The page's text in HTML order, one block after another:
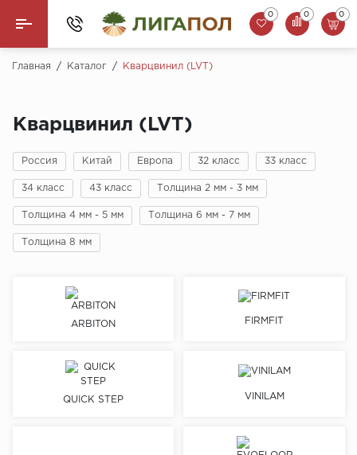
Назад
Кварцвинил (LVT)
Паркетная доска
SPC Ламинат
Инженерная доска
0 0 0
Главная / Каталог / Кварцвинил (LVT)
Кварцвинил (LVT)
Россия Китай Европа 32 класс 33 класс
34 класс 43 класс Толщина 2 мм - 3 мм
Толщина 4 мм - 5 мм Толщина 6 мм - 7 мм
Толщина 8 мм
ARBITON FIRMFIT
QUICK STEP VINILAM